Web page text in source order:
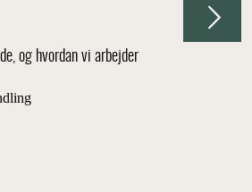
og hvordan vi arbejder